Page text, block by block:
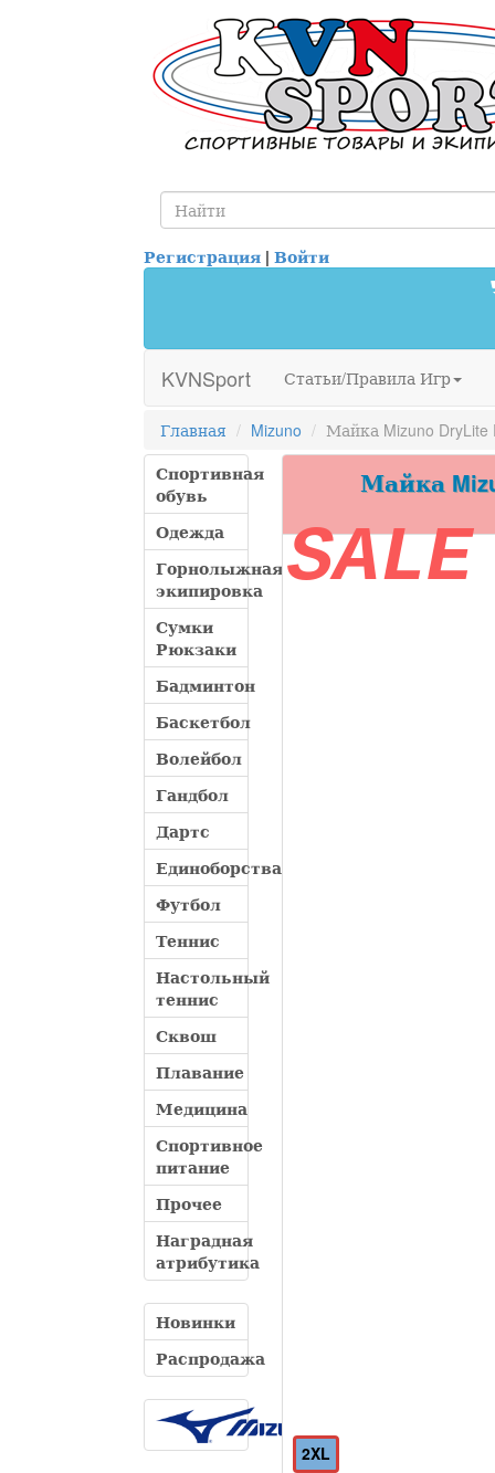
Регистрация | Войти
KVNSport Статьи/Правила Игр
Главная Mizuno
Майка Mizuno DryLite
Спортивная
обувь
Одежда
Горнолыжная
экипировка
Сумки
Рюкзаки
Бадминтон
Баскетбол
Волейбол
Гандбол
Дартс
Единоборства
Футбол
Теннис
Настольный
теннис
Сквош
Плавание
Медицина
Спортивное
питание
Прочее
Наградная
атрибутика
Новинки
Распродажа
Майка
SALE
2XL